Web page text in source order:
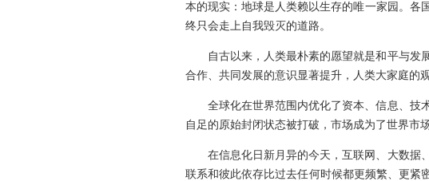
本的现实：地球是人类赖以生存的唯一家园。各
终只会走上自我毁灭的道路。
自古以来，人类最朴素的愿望就是和平与发
合作、共同发展的意识显著提升，人类大家庭的
全球化在世界范围内优化了资本、信息、技
自足的原始封闭状态被打破，市场成为了世界市
在信息化日新月异的今天，互联网、大数据
联系和彼此依存比过去任何时候都更频繁、更紧